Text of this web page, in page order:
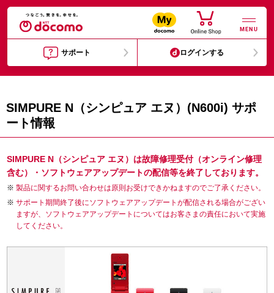
MENU
サポート ログインする
SIMPURE N（シンピュア エヌ）(N600i) サポ
ート情報
SIMPURE N（シンピュア エヌ）は故障修理受付（オンライン修理
含む）・ソフトウェアアップデートの配信等を終了しております。
製品に関するお問い合わせは原則お受けできかねますのでご了承ください。
サポート期間終了後にソフトウェアアップデートが配信される場合がござい
ますが、ソフトウェアアップデートについてはお客さまの責任において実施
してください。